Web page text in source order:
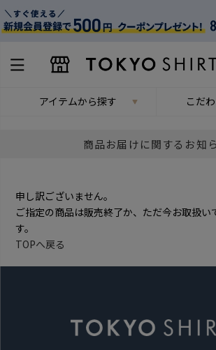
アイテムから探す こだ
商品お届けに関するお知
申し訳ございません。
ご指定の商品は販売終了か、ただ今お取扱い
す。
TOPへ戻る